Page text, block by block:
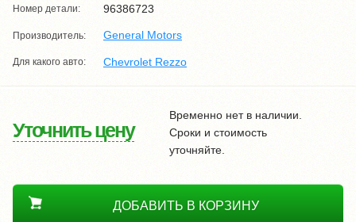
Номер детали: 96386723
Производитель: General Motors
Для какого авто: Chevrolet Rezzo
Уточнить цену
Временно нет в наличии.
Сроки и стоимость
уточняйте.
ДОБАВИТЬ В КОРЗИНУ